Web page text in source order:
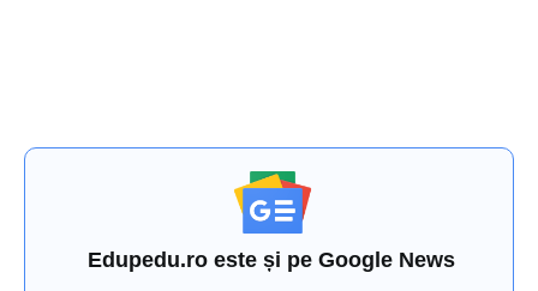
Edupedu.ro este și pe Google News